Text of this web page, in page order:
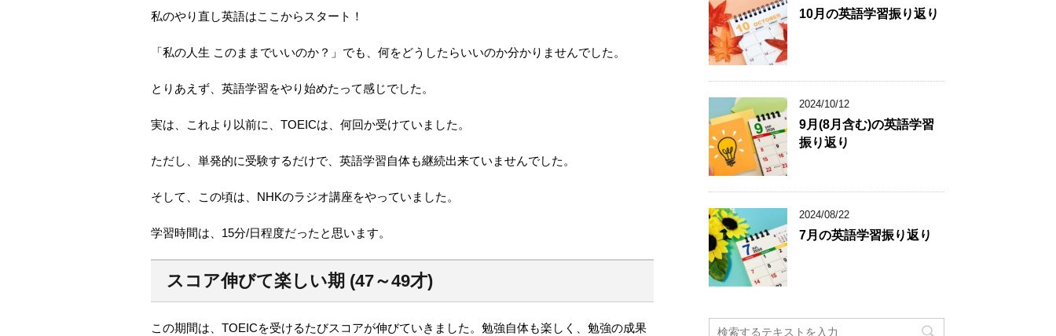
私のやり直し英語はここからスタート！
「私の人生 このままでいいのか？」でも、何をどうしたらいいのか分かりませんでした。
とりあえず、英語学習をやり始めたって感じでした。
実は、これより以前に、TOEICは、何回か受けていました。
ただし、単発的に受験するだけで、英語学習自体も継続出来ていませんでした。
そして、この頃は、NHKのラジオ講座をやっていました。
学習時間は、15分/日程度だったと思います。
スコア伸びて楽しい期 (47～49才)
この期間は、TOEICを受けるたびスコアが伸びていきました。勉強自体も楽しく、勉強の成果
10月の英語学習振り返り
2024/10/12
9月(8月含む)の英語学習
振り返り
2024/08/22
7月の英語学習振り返り